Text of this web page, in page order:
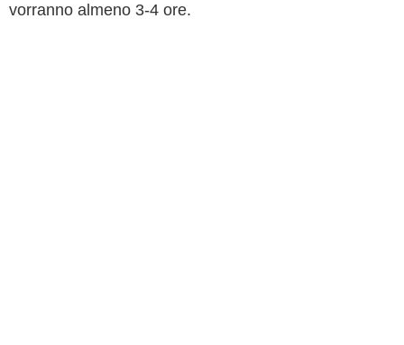
vorranno almeno 3-4 ore.